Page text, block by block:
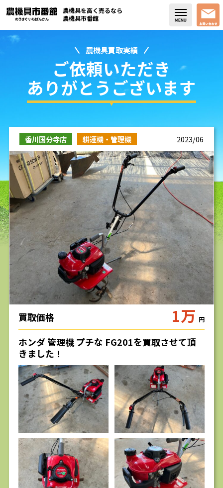
買取実績
コラム・スタッフブログ
取り扱い商品
販売中の農機具
よく頂く質問
お問い合わせ
求人
農機具を高く売るなら
農機具市番館
農機具買取実績
ご依頼いただき
ありがとうございます
香川国分寺店 耕運機・管理機 2023/06
買取価格 1万 円
ホンダ 管理機 プチな FG201を買取させて頂
きました！